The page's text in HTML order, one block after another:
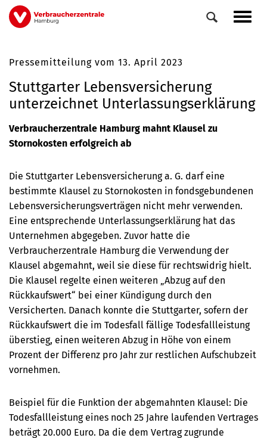
Direkt
zum
Veranstaltungen
0
Elemente
Pressemitteilung vom 13. April 2023
Stuttgarter Lebensversicherung
unterzeichnet Unterlassungserklärung
Verbraucherzentrale Hamburg mahnt Klausel zu
Stornokosten erfolgreich ab
Die Stuttgarter Lebensversicherung a. G. darf eine
bestimmte Klausel zu Stornokosten in fondsgebundenen
Lebensversicherungsverträgen nicht mehr verwenden.
Eine entsprechende Unterlassungserklärung hat das
Unternehmen abgegeben. Zuvor hatte die
Verbraucherzentrale Hamburg die Verwendung der
Klausel abgemahnt, weil sie diese für rechtswidrig hielt.
Die Klausel regelte einen weiteren „Abzug auf den
Rückkaufswert“ bei einer Kündigung durch den
Versicherten. Danach konnte die Stuttgarter, sofern der
Rückkaufswert die im Todesfall fällige Todesfallleistung
überstieg, einen weiteren Abzug in Höhe von einem
Prozent der Differenz pro Jahr zur restlichen Aufschubzeit
vornehmen.
Beispiel für die Funktion der abgemahnten Klausel: Die
Todesfallleistung eines noch 25 Jahre laufenden Vertrages
beträgt 20.000 Euro. Da die dem Vertrag zugrunde